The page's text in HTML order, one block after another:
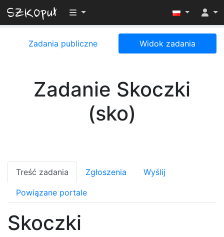
Przełącz widoczność menu
Zadania publiczne Widok zadania
Zadanie Skoczki
(sko)
Treść zadania Zgłoszenia Wyślij
Powiązane portale
Skoczki